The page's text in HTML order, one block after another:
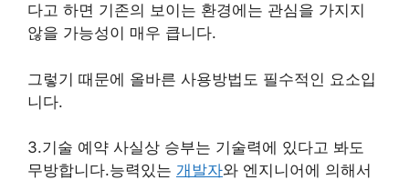
다고 하면 기존의 보이는 환경에는 관심을 가지지
않을 가능성이 매우 큽니다.
그렇기 때문에 올바른 사용방법도 필수적인 요소입
니다.
3.기술 예약 사실상 승부는 기술력에 있다고 봐도
무방합니다.능력있는 개발자와 엔지니어에 의해서